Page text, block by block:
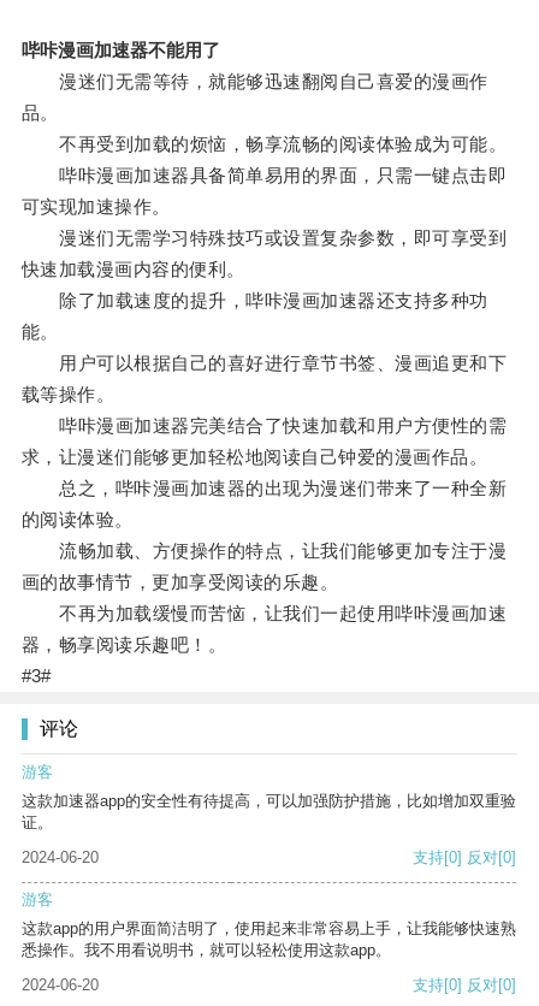
哔咔漫画加速器不能用了
漫迷们无需等待，就能够迅速翻阅自己喜爱的漫画作
品。
不再受到加载的烦恼，畅享流畅的阅读体验成为可能。
哔咔漫画加速器具备简单易用的界面，只需一键点击即
可实现加速操作。
漫迷们无需学习特殊技巧或设置复杂参数，即可享受到
快速加载漫画内容的便利。
除了加载速度的提升，哔咔漫画加速器还支持多种功
能。
用户可以根据自己的喜好进行章节书签、漫画追更和下
载等操作。
哔咔漫画加速器完美结合了快速加载和用户方便性的需
求，让漫迷们能够更加轻松地阅读自己钟爱的漫画作品。
总之，哔咔漫画加速器的出现为漫迷们带来了一种全新
的阅读体验。
流畅加载、方便操作的特点，让我们能够更加专注于漫
画的故事情节，更加享受阅读的乐趣。
不再为加载缓慢而苦恼，让我们一起使用哔咔漫画加速
器，畅享阅读乐趣吧！。
#3#
评论
游客
这款加速器app的安全性有待提高，可以加强防护措施，比如增加双重验
证。
2024-06-20
支持[0] 反对[0]
游客
这款app的用户界面简洁明了，使用起来非常容易上手，让我能够快速熟
悉操作。我不用看说明书，就可以轻松使用这款app。
2024-06-20
支持[0] 反对[0]